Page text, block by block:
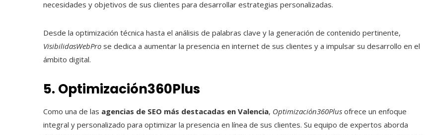
necesidades y objetivos de sus clientes para desarrollar estrategias personalizadas.
Desde la optimización técnica hasta el análisis de palabras clave y la generación de contenido pertinente,
VisibilidasWebPro se dedica a aumentar la presencia en internet de sus clientes y a impulsar su desarrollo en el
ámbito digital.
5. Optimización360Plus
Como una de las agencias de SEO más destacadas en Valencia, Optimización360Plus ofrece un enfoque
integral y personalizado para optimizar la presencia en línea de sus clientes. Su equipo de expertos aborda